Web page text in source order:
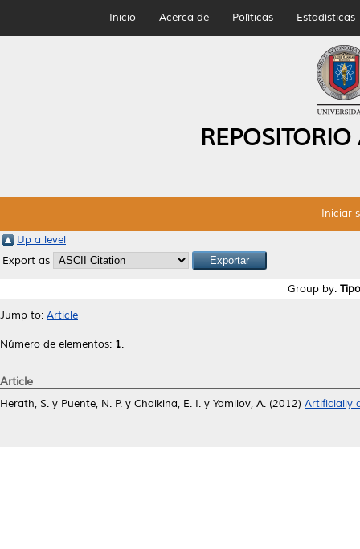
Inicio Acerca de Políticas Estadísticas
Iniciar
Up a level
Export as
Group by:
Jump to: Article
Número de elementos: 1.
Article
Herath, S. y Puente, N. P. y Chaikina, E. I. y Yamilov, A. (2012) Artificially